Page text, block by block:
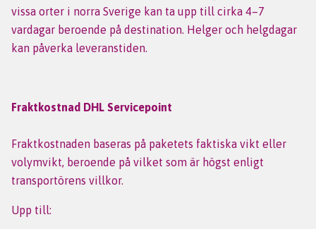
vissa orter i norra Sverige kan ta upp till cirka 4–7
vardagar beroende på destination. Helger och helgdagar
kan påverka leveranstiden.
Fraktkostnad DHL Servicepoint
Fraktkostnaden baseras på paketets faktiska vikt eller
volymvikt, beroende på vilket som är högst enligt
transportörens villkor.
Upp till: